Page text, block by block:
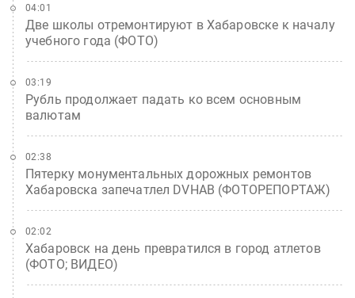
Две школы отремонтируют в Хабаровске к началу
учебного года (ФОТО)
04:01
Рубль продолжает падать ко всем основным
валютам
03:19
Пятерку монументальных дорожных ремонтов
Хабаровска запечатлел DVHAB (ФОТОРЕПОРТАЖ)
02:38
Хабаровск на день превратился в город атлетов
(ФОТО; ВИДЕО)
02:02